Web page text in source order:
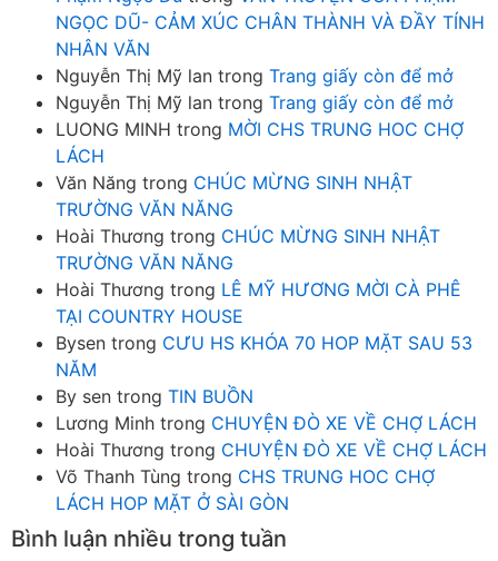
NGỌC DŨ- CẢM XÚC CHÂN THÀNH VÀ ĐẦY TÍNH
NHÂN VĂN
Nguyễn Thị Mỹ lan trong Trang giấy còn để mở
Nguyễn Thị Mỹ lan trong Trang giấy còn để mở
LUONG MINH trong MỜI CHS TRUNG HOC CHỢ
LÁCH
Văn Năng trong CHÚC MỪNG SINH NHẬT
TRƯỜNG VĂN NĂNG
Hoài Thương trong CHÚC MỪNG SINH NHẬT
TRƯỜNG VĂN NĂNG
Hoài Thương trong LÊ MỸ HƯƠNG MỜI CÀ PHÊ
TẠI COUNTRY HOUSE
Bysen trong CƯU HS KHÓA 70 HOP MẶT SAU 53
NĂM
By sen trong TIN BUỒN
Lương Minh trong CHUYỆN ĐÒ XE VỀ CHỢ LÁCH
Hoài Thương trong CHUYỆN ĐÒ XE VỀ CHỢ LÁCH
Võ Thanh Tùng trong CHS TRUNG HOC CHỢ
LÁCH HOP MẶT Ở SÀI GÒN
Bình luận nhiều trong tuần